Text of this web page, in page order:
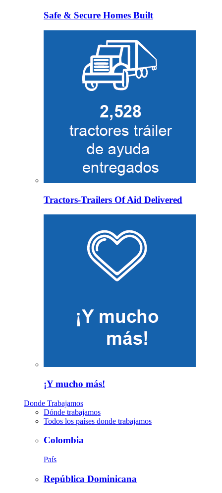
Safe & Secure Homes Built
Tractors-Trailers Of Aid Delivered
¡Y mucho más!
Donde Trabajamos
Dónde trabajamos
Todos los países donde trabajamos
Colombia
País
República Dominicana